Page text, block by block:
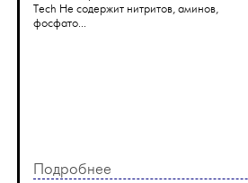
Tech Не содержит нитритов, аминов,
фосфато...
Подробнее